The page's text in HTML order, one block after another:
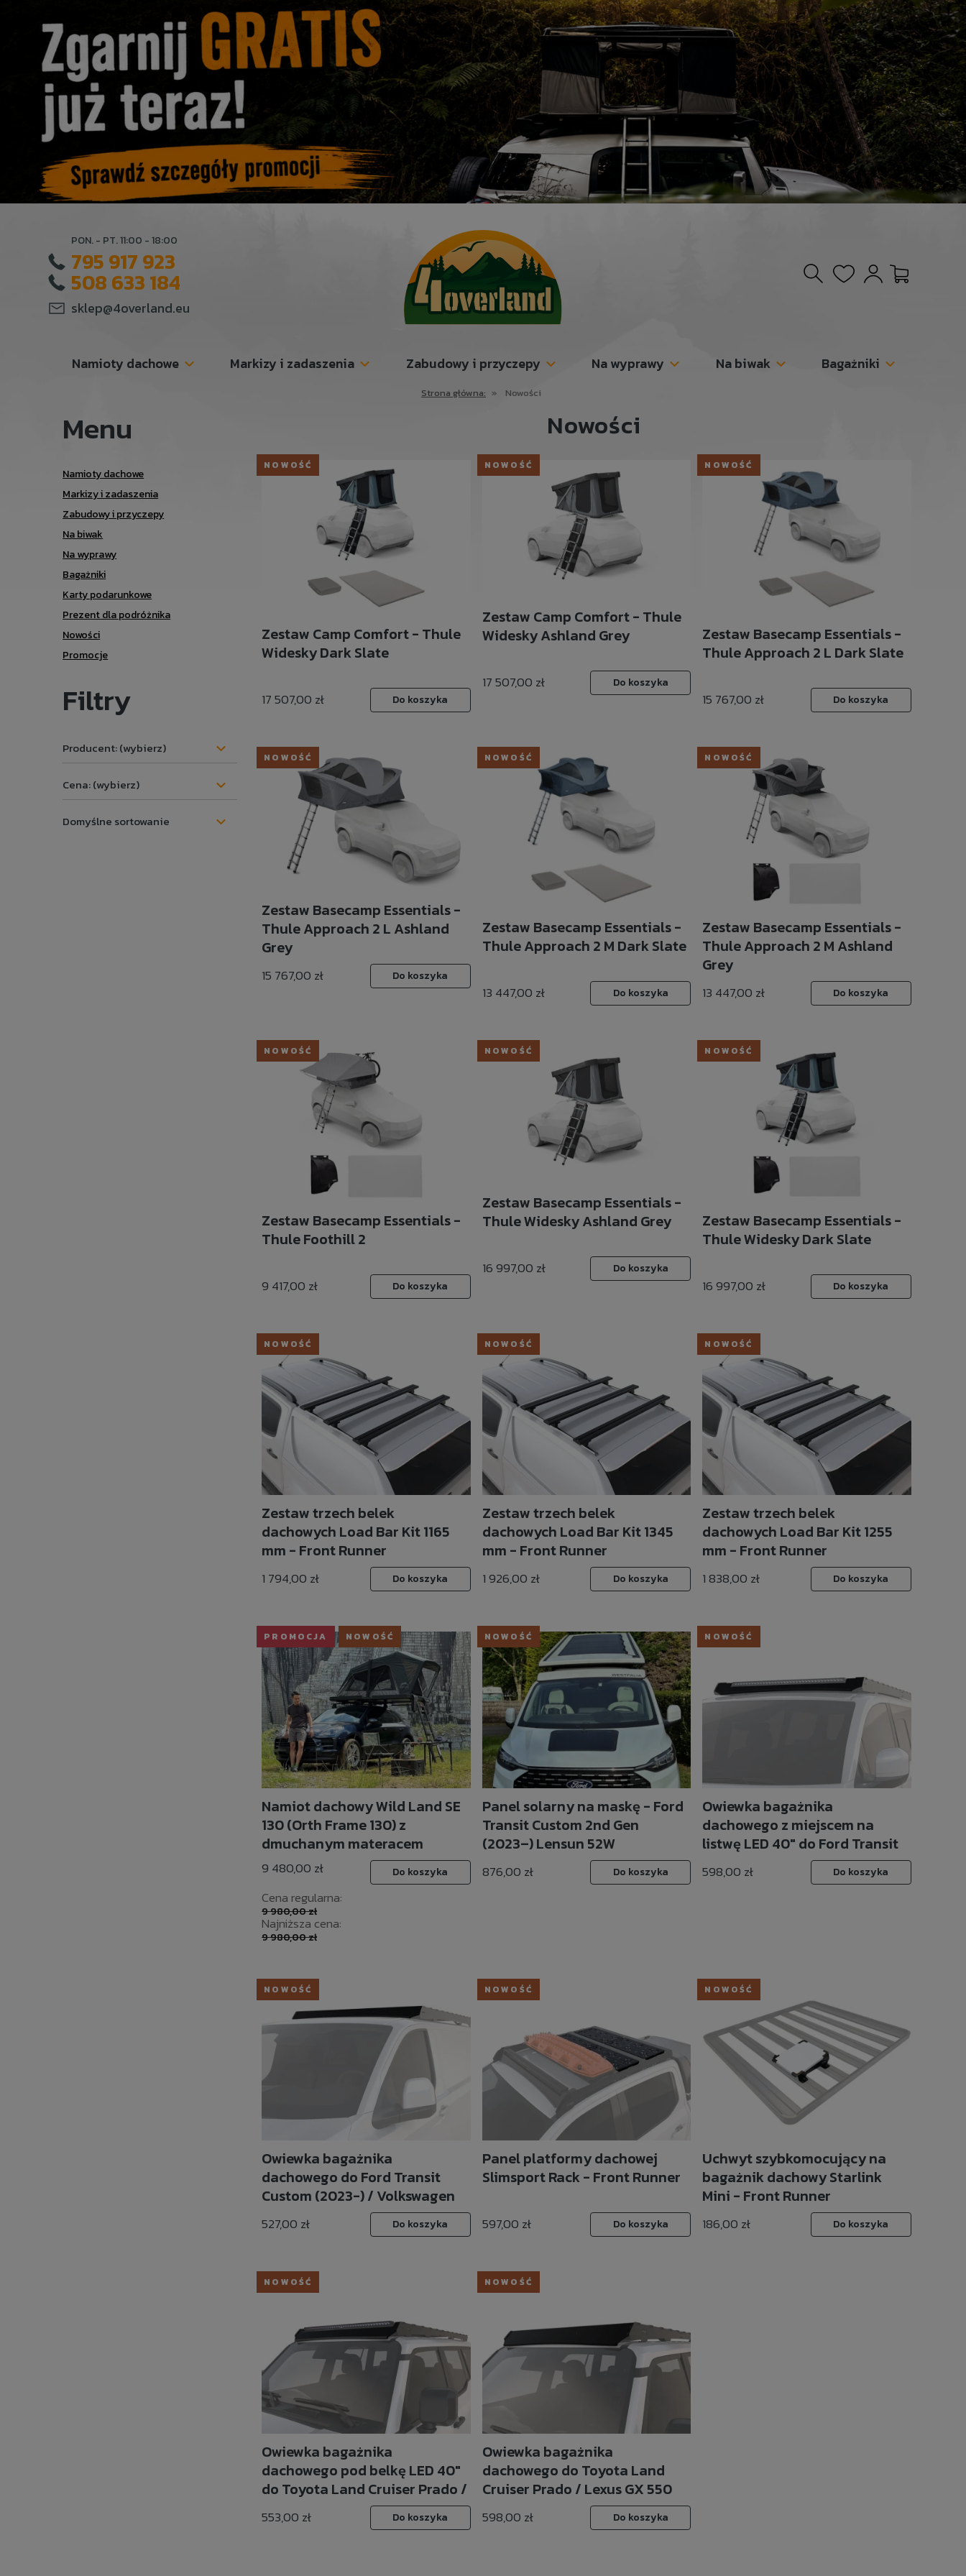
PON. - PT. 11:00 - 18:00
795 917 923
508 633 184
sklep@4overland.eu
Namioty dachowe Markizy i zadaszenia Zabudowy i przyczepy Na wyprawy Na biwak Bagażniki
Strona główna: » Nowości
Menu
Namioty dachowe
Markizy i zadaszenia
Zabudowy i przyczepy
Na biwak
Na wyprawy
Bagażniki
Karty podarunkowe
Prezent dla podróżnika
Nowości
Promocje
Filtry
Producent: (wybierz)
Cena: (wybierz)
Nowości
Zestaw Camp Comfort - Thule
Widesky Dark Slate
17 507,00 zł Do koszyka
NOWOŚĆ
Zestaw Camp Comfort - Thule
Widesky Ashland Grey
17 507,00 zł Do koszyka
NOWOŚĆ
Zestaw Basecamp Essentials -
Thule Approach 2 L Dark Slate
15 767,00 zł Do koszyka
NOWOŚĆ
Zestaw Basecamp Essentials -
Thule Approach 2 L Ashland
Grey
15 767,00 zł Do koszyka
NOWOŚĆ
Zestaw Basecamp Essentials -
Thule Approach 2 M Dark Slate
13 447,00 zł Do koszyka
NOWOŚĆ
Zestaw Basecamp Essentials -
Thule Approach 2 M Ashland
Grey
13 447,00 zł Do koszyka
NOWOŚĆ
Zestaw Basecamp Essentials -
Thule Foothill 2
9 417,00 zł Do koszyka
NOWOŚĆ
Zestaw Basecamp Essentials -
Thule Widesky Ashland Grey
16 997,00 zł Do koszyka
NOWOŚĆ
Zestaw Basecamp Essentials -
Thule Widesky Dark Slate
16 997,00 zł Do koszyka
NOWOŚĆ
Zestaw trzech belek
dachowych Load Bar Kit 1165
mm - Front Runner
1 794,00 zł Do koszyka
NOWOŚĆ
Zestaw trzech belek
dachowych Load Bar Kit 1345
mm - Front Runner
1 926,00 zł Do koszyka
NOWOŚĆ
Zestaw trzech belek
dachowych Load Bar Kit 1255
mm - Front Runner
1 838,00 zł Do koszyka
NOWOŚĆ
Namiot dachowy Wild Land SE
130 (Orth Frame 130) z
dmuchanym materacem
9 480,00 zł
Cena regularna:
9 980,00 zł
Najniższa cena:
9 980,00 zł
Do koszyka
PROMOCJA NOWOŚĆ
Panel solarny na maskę - Ford
Transit Custom 2nd Gen
(2023–) Lensun 52W
876,00 zł Do koszyka
NOWOŚĆ
Owiewka bagażnika
dachowego z miejscem na
listwę LED 40" do Ford Transit
Custom LWB/SWB (2023-) /
Volkswagen T7 Transporter /
598,00 zł Do koszyka
NOWOŚĆ
Owiewka bagażnika
dachowego do Ford Transit
Custom (2023-) / Volkswagen
T7 Transporter / Caravelle
(2025-) Slimsport Rack - Front
527,00 zł Do koszyka
NOWOŚĆ
Panel platformy dachowej
Slimsport Rack - Front Runner
597,00 zł Do koszyka
NOWOŚĆ
Uchwyt szybkomocujący na
bagażnik dachowy Starlink
Mini - Front Runner
186,00 zł Do koszyka
NOWOŚĆ
Owiewka bagażnika
dachowego pod belkę LED 40"
do Toyota Land Cruiser Prado /
Lexus GX 550 (2024-) Slimsport
Rack - Front Runner
553,00 zł Do koszyka
NOWOŚĆ
Owiewka bagażnika
dachowego do Toyota Land
Cruiser Prado / Lexus GX 550
(2024-) Slimsport Rack - Front
Runner
598,00 zł Do koszyka
NOWOŚĆ